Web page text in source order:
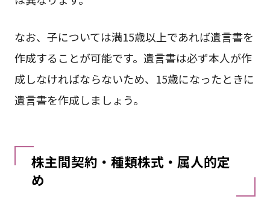
なお、子については満15歳以上であれば遺言書を
作成することが可能です。遺言書は必ず本人が作
成しなければならないため、15歳になったときに
遺言書を作成しましょう。
株主間契約・種類株式・属人的定
め